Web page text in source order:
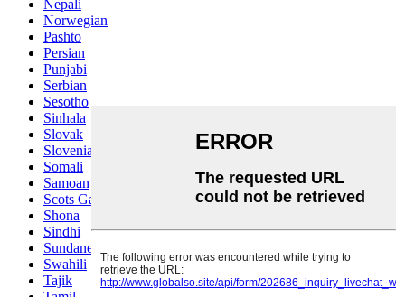
Nepali
Norwegian
Pashto
Persian
Punjabi
Serbian
Sesotho
Sinhala
Slovak
Slovenian
Somali
Samoan
Scots Gaelic
Shona
Sindhi
Sundanese
Swahili
Tajik